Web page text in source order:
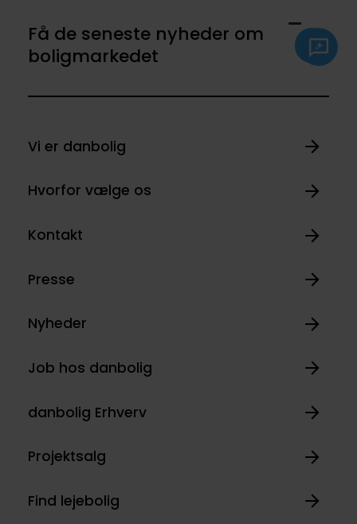
Få de seneste nyheder om
boligmarkedet
Vi er danbolig
Hvorfor vælge os
Kontakt
Presse
Nyheder
Job hos danbolig
danbolig Erhverv
Projektsalg
Find lejebolig